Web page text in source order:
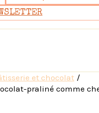
et chocolat
praliné comme